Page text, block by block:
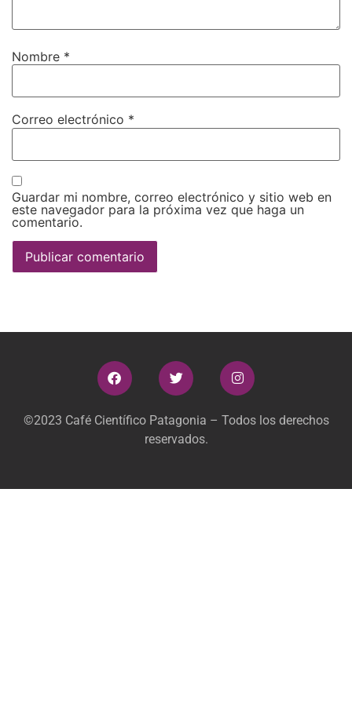
Nombre *
Correo electrónico *
Guardar mi nombre, correo electrónico y sitio web en
este navegador para la próxima vez que haga un
comentario.
©2023 Café Científico Patagonia – Todos los derechos
reservados.